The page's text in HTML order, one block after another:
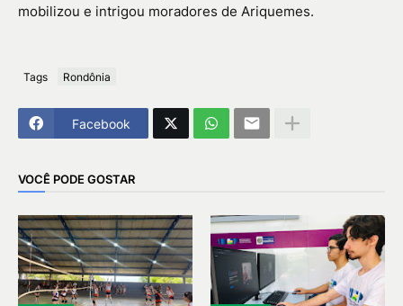
mobilizou e intrigou moradores de Ariquemes.
Tags Rondônia
Facebook
VOCÊ PODE GOSTAR